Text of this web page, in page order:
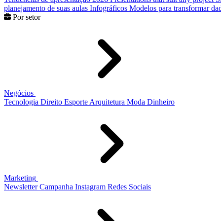
planejamento de suas aulas Infográficos Modelos para transformar
Por setor
Negócios
Tecnologia Direito Esporte Arquitetura Moda Dinheiro
Marketing
Newsletter Campanha Instagram Redes Sociais